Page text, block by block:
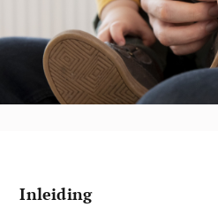
Inleiding